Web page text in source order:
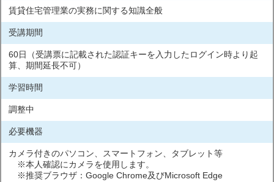
賃貸住宅管理業の実務に関する知識全般
受講期間
60日（受講票に記載された認証キーを入力したログイン時より起
算、期間延長不可）
学習時間
調整中
必要機器
カメラ付きのパソコン、スマートフォン、タブレット等
※本人確認にカメラを使用します。
※推奨ブラウザ：Google Chrome及びMicrosoft Edge